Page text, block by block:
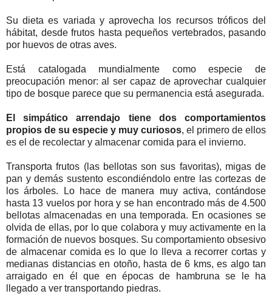
Su dieta es variada y aprovecha los recursos tróficos del
hábitat, desde frutos hasta pequeños vertebrados, pasando
por huevos de otras aves.
Está catalogada mundialmente como especie de
preocupación menor: al ser capaz de aprovechar cualquier
tipo de bosque parece que su permanencia está asegurada.
El simpático arrendajo tiene dos comportamientos
propios de su especie y muy curiosos, el primero de ellos
es el de recolectar y almacenar comida para el invierno.
Transporta frutos (las bellotas son sus favoritas), migas de
pan y demás sustento escondiéndolo entre las cortezas de
los árboles. Lo hace de manera muy activa, contándose
hasta 13 vuelos por hora y se han encontrado más de 4.500
bellotas almacenadas en una temporada. En ocasiones se
olvida de ellas, por lo que colabora y muy activamente en la
formación de nuevos bosques. Su comportamiento obsesivo
de almacenar comida es lo que lo lleva a recorrer cortas y
medianas distancias en otoño, hasta de 6 kms, es algo tan
arraigado en él que en épocas de hambruna se le ha
llegado a ver transportando piedras.